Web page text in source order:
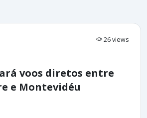
26 views
voos diretos entre
e Montevidéu